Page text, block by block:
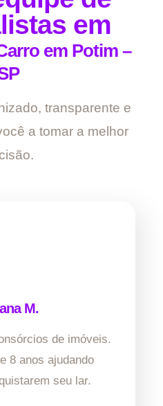
em
em Potim –
transparente e
a tomar a melhor
M.
de imóveis.
8 anos ajudando
seu lar.